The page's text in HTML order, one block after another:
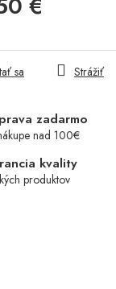
zadarmo
nad 100€
kvality
produktov
sa Strážiť